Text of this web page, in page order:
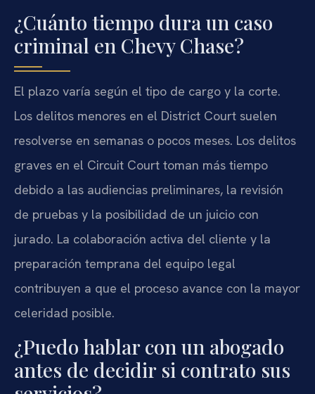
¿Cuánto tiempo dura un caso
criminal en Chevy Chase?
El plazo varía según el tipo de cargo y la corte.
Los delitos menores en el District Court suelen
resolverse en semanas o pocos meses. Los delitos
graves en el Circuit Court toman más tiempo
debido a las audiencias preliminares, la revisión
de pruebas y la posibilidad de un juicio con
jurado. La colaboración activa del cliente y la
preparación temprana del equipo legal
contribuyen a que el proceso avance con la mayor
celeridad posible.
¿Puedo hablar con un abogado
antes de decidir si contrato sus